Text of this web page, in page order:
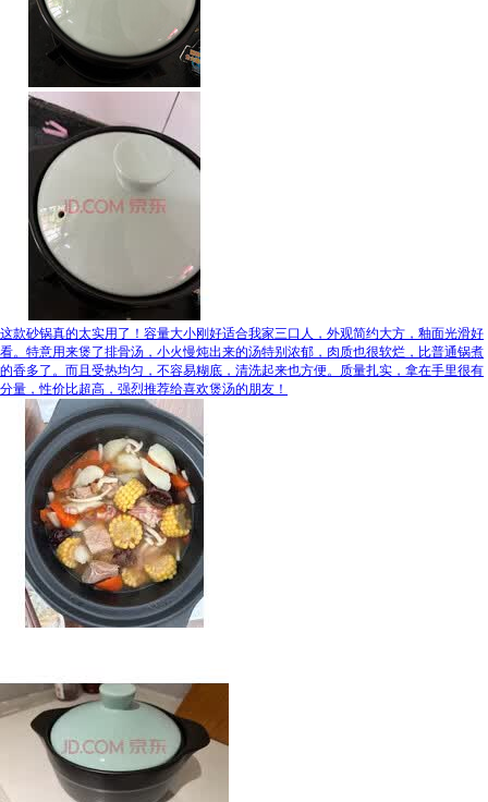
这款砂锅真的太实用了！容量大小刚好适合我家三口人，外观简约大方，釉面光滑好
看。特意用来煲了排骨汤，小火慢炖出来的汤特别浓郁，肉质也很软烂，比普通锅煮
的香多了。而且受热均匀，不容易糊底，清洗起来也方便。质量扎实，拿在手里很有
分量，性价比超高，强烈推荐给喜欢煲汤的朋友！